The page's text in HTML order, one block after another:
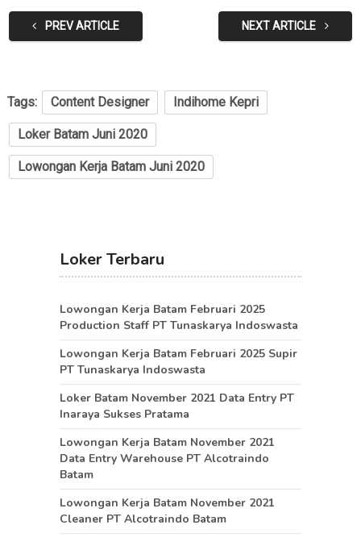
PREV ARTICLE NEXT ARTICLE
Tags: Content Designer Indihome Kepri
Loker Batam Juni 2020
Lowongan Kerja Batam Juni 2020
Loker Terbaru
Lowongan Kerja Batam Februari 2025
Production Staff PT Tunaskarya Indoswasta
Lowongan Kerja Batam Februari 2025 Supir
PT Tunaskarya Indoswasta
Loker Batam November 2021 Data Entry PT
Inaraya Sukses Pratama
Lowongan Kerja Batam November 2021
Data Entry Warehouse PT Alcotraindo
Batam
Lowongan Kerja Batam November 2021
Cleaner PT Alcotraindo Batam